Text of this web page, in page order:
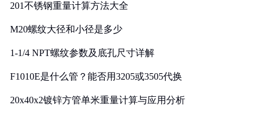
201不锈钢重量计算方法大全
M20螺纹大径和小径是多少
1-1/4 NPT螺纹参数及底孔尺寸详解
F1010E是什么管？能否用3205或3505代换
20x40x2镀锌方管单米重量计算与应用分析